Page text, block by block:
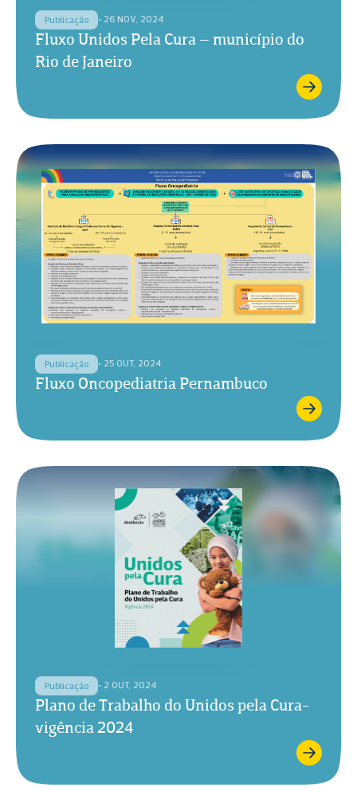
Publicação • 26 NOV, 2024
Fluxo Unidos Pela Cura – município do
Rio de Janeiro
Publicação • 25 OUT, 2024
Fluxo Oncopediatria Pernambuco
Publicação • 2 OUT, 2024
Plano de Trabalho do Unidos pela Cura-
vigência 2024